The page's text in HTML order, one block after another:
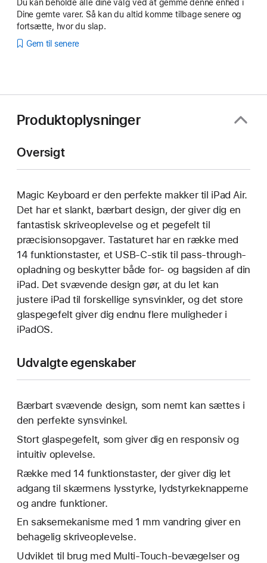
Du kan beholde alle dine valg ved at gemme denne enhed i
Dine gemte varer. Så kan du altid komme tilbage senere og
fortsætte, hvor du slap.
Gem til senere
Produktoplysninger
Oversigt
Magic Keyboard er den perfekte makker til iPad Air.
Det har et slankt, bærbart design, der giver dig en
fantastisk skriveoplevelse og et pegefelt til
præcisionsopgaver. Tastaturet har en række med
14 funktionstaster, et USB-C-stik til pass-through-
opladning og beskytter både for- og bagsiden af din
iPad. Det svævende design gør, at du let kan
justere iPad til forskellige synsvinkler, og det store
glaspegefelt giver dig endnu flere muligheder i
iPadOS.
Udvalgte egenskaber
Bærbart svævende design, som nemt kan sættes i
den perfekte synsvinkel.
Stort glaspegefelt, som giver dig en responsiv og
intuitiv oplevelse.
Række med 14 funktions­taster, der giver dig let
adgang til skærmens lysstyrke, lydstyrke­knapperne
og andre funktioner.
En saksemekanisme med 1 mm vandring giver en
behagelig skriveoplevelse.
Udviklet til brug med Multi-Touch-bevægelser og